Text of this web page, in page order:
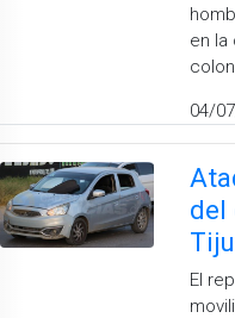
en la
04/
del
El